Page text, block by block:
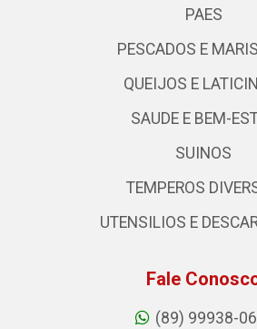
PAES
PESCADOS E
QUEIJOS E
SAUDE E BEM-
SUINOS
TEMPEROS
UTENSILIOS E
Fale
(89) 99938-